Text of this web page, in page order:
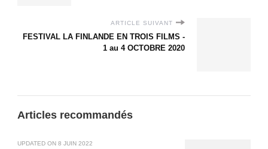
ARTICLE SUIVANT
FESTIVAL LA FINLANDE EN TROIS FILMS -
1 au 4 OCTOBRE 2020
Articles recommandés
UPDATED ON 8 JUIN 2022